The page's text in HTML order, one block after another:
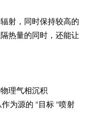
射，同时保持较高的
热量的同时，还能让
理气相沉积
作为源的 "目标 "喷射